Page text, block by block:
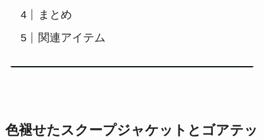
まとめ
関連アイテム
色褪せたスクープジャケットとゴアテッ